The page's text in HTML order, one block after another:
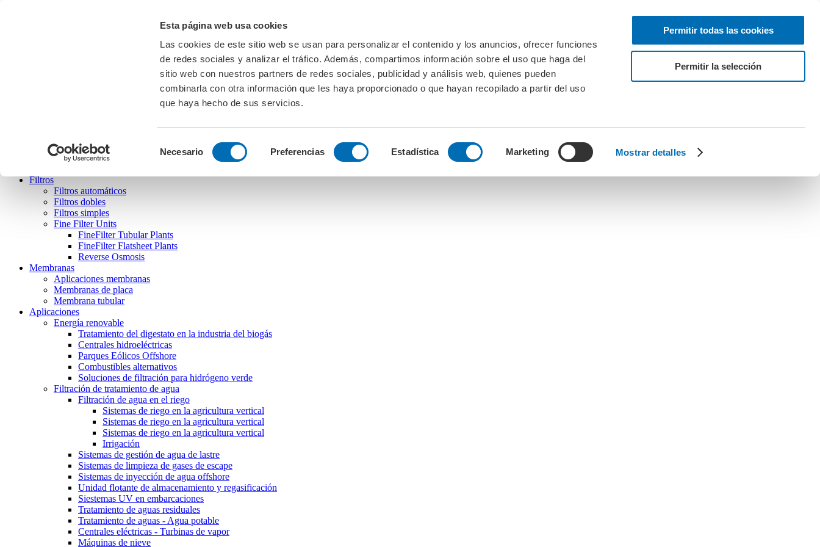
Esta página web usa cookies
Las cookies de este sitio web se usan para personalizar el contenido y los anuncios, ofrecer funciones
de redes sociales y analizar el tráfico. Además, compartimos información sobre el uso que haga del
sitio web con nuestros partners de redes sociales, publicidad y análisis web, quienes pueden
combinarla con otra información que les haya proporcionado o que hayan recopilado a partir del uso
que haya hecho de sus servicios.
de
Necesario Preferencias Estadística Marketing Mostrar detalles
Permitir todas las cookies
Permitir la selección
Filtros
Filtros automáticos
Filtros dobles
Filtros simples
Fine Filter Units
FineFilter Tubular Plants
FineFilter Flatsheet Plants
Reverse Osmosis
Membranas
Aplicaciones membranas
Membranas de placa
Membrana tubular
Aplicaciones
Energía renovable
Tratamiento del digestato en la industria del biogás
Centrales hidroeléctricas
Parques Eólicos Offshore
Combustibles alternativos
Soluciones de filtración para hidrógeno verde
Filtración de tratamiento de agua
Filtración de agua en el riego
Sistemas de riego en la agricultura vertical
Sistemas de riego en la agricultura vertical
Sistemas de riego en la agricultura vertical
Irrigación
Sistemas de gestión de agua de lastre
Sistemas de limpieza de gases de escape
Sistemas de inyección de agua offshore
Unidad flotante de almacenamiento y regasificación
Siestemas UV en embarcaciones
Tratamiento de aguas residuales
Tratamiento de aguas - Agua potable
Centrales eléctricas - Turbinas de vapor
Máquinas de nieve